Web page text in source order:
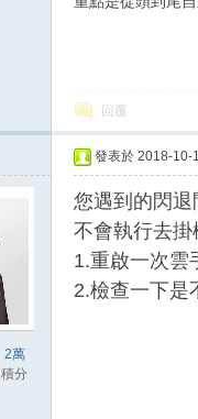
回覆
2萬
積分
發表於 2018-10-
您遇到的閃退
不會執行去
1.重啟一次雲
2.檢查一下是